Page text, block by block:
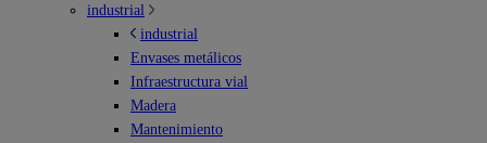
industrial
industrial
Envases metálicos
Infraestructura vial
Madera
Mantenimiento